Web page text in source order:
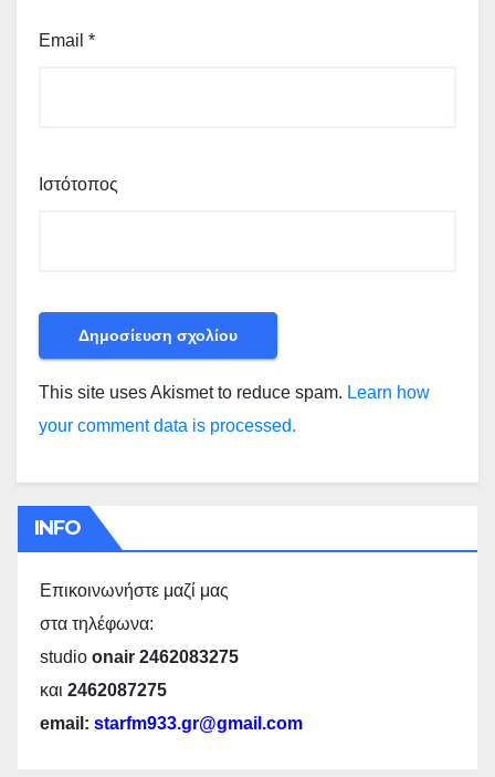
Email *
Ιστότοπος
This site uses Akismet to reduce spam. Learn how
your comment data is processed.
INFO
Επικοινωνήστε μαζί μας
στα τηλέφωνα:
studio onair 2462083275
και 2462087275
email: starfm933.gr@gmail.com